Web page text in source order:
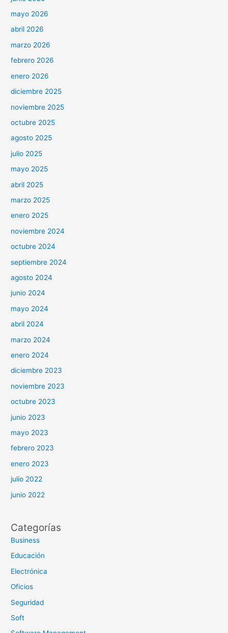
mayo 2026
abril 2026
marzo 2026
febrero 2026
enero 2026
diciembre 2025
noviembre 2025
octubre 2025
agosto 2025
julio 2025
mayo 2025
abril 2025
marzo 2025
enero 2025
noviembre 2024
octubre 2024
septiembre 2024
agosto 2024
junio 2024
mayo 2024
abril 2024
marzo 2024
enero 2024
diciembre 2023
noviembre 2023
octubre 2023
junio 2023
mayo 2023
febrero 2023
enero 2023
julio 2022
junio 2022
Categorías
Business
Educación
Electrónica
Oficios
Seguridad
Soft